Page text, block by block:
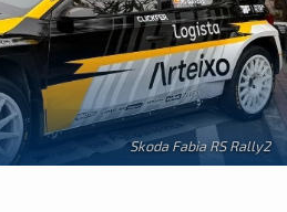
Skoda Fabia RS Rally2